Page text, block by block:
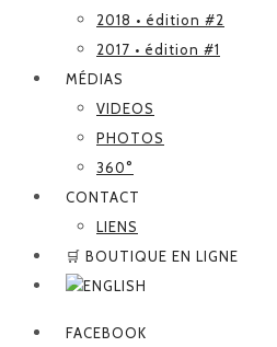
2018 • édition #2
2017 • édition #1
MÉDIAS
VIDEOS
PHOTOS
360°
CONTACT
LIENS
🛒 BOUTIQUE EN LIGNE
FACEBOOK